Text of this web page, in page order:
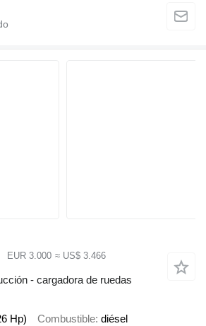
EUR 3.000 ≈ US$ 3.466
- cargadora de ruedas
Hp) Combustible diésel